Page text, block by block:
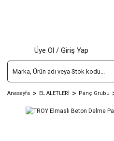
Üye Ol / Giriş Yap
Anasayfa EL ALETLERİ Panç Grubu